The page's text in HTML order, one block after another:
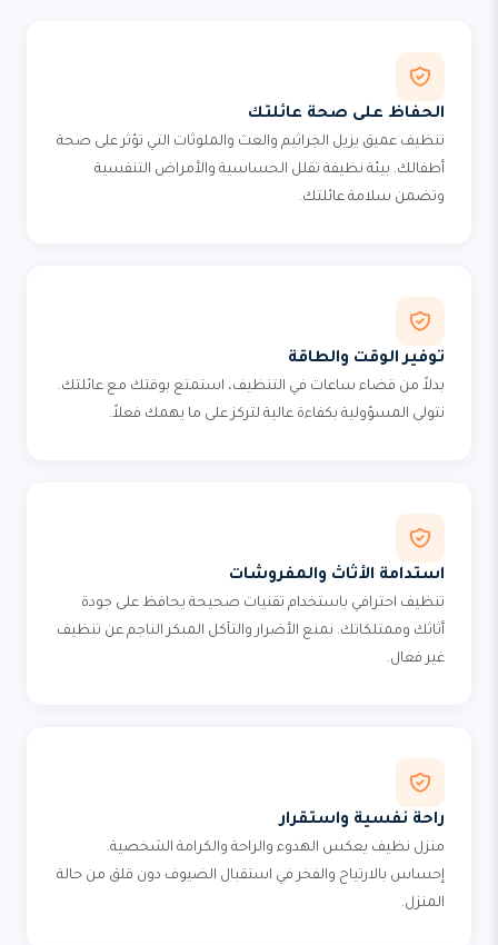
الحفاظ على صحة عائلتك
تنظيف عميق يزيل الجراثيم والعث والملوثات التي تؤثر على صحة
أطفالك. بيئة نظيفة تقلل الحساسية والأمراض التنفسية
وتضمن سلامة عائلتك.
توفير الوقت والطاقة
بدلاً من قضاء ساعات في التنظيف، استمتع بوقتك مع عائلتك.
نتولى المسؤولية بكفاءة عالية لتركز على ما يهمك فعلاً.
استدامة الأثاث والمفروشات
تنظيف احترافي باستخدام تقنيات صحيحة يحافظ على جودة
أثاثك وممتلكاتك. نمنع الأضرار والتآكل المبكر الناجم عن تنظيف
غير فعال.
راحة نفسية واستقرار
منزل نظيف يعكس الهدوء والراحة والكرامة الشخصية.
إحساس بالارتياح والفخر في استقبال الضيوف دون قلق من حالة
المنزل.